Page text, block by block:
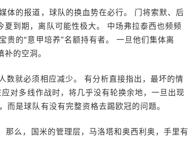
体的报道，球队的换血势在必行。 门将索默、后
到期，离队可能性极大。 中场弗拉泰西也频频
的“意甲培养”名额持有者。 一旦他们集体离
的空洞。
数就必须相应减少。 有分析直接指出，最坏的情
对多线作战时，将几乎没有轮换余地，一旦出现
是球队有没有完整资格去踢欧冠的问题。
那么，国米的管理层，马洛塔和奥西利奥，手里有